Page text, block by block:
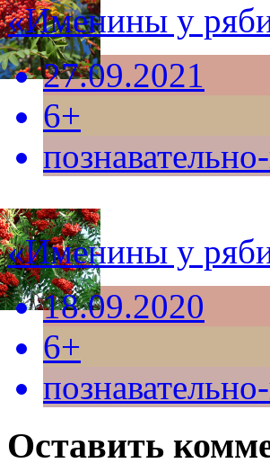
«Именины у
27.09.2021
6+
«Именины у
18.09.2020
6+
Оставить